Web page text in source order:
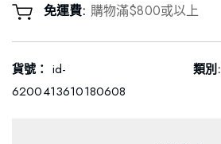
免運費: 購物滿$800或以上
貨號： id-
6200413610180608
類別: